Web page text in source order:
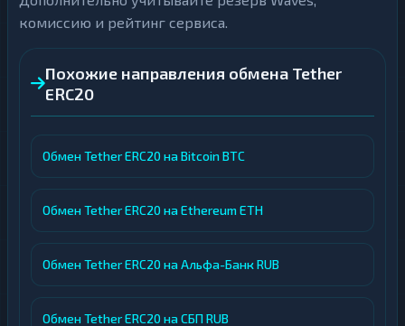
комиссию и рейтинг сервиса.
Похожие направления обмена Tether
ERC20
Обмен Tether ERC20 на Bitcoin BTC
Обмен Tether ERC20 на Ethereum ETH
Обмен Tether ERC20 на Альфа-Банк RUB
Обмен Tether ERC20 на СБП RUB